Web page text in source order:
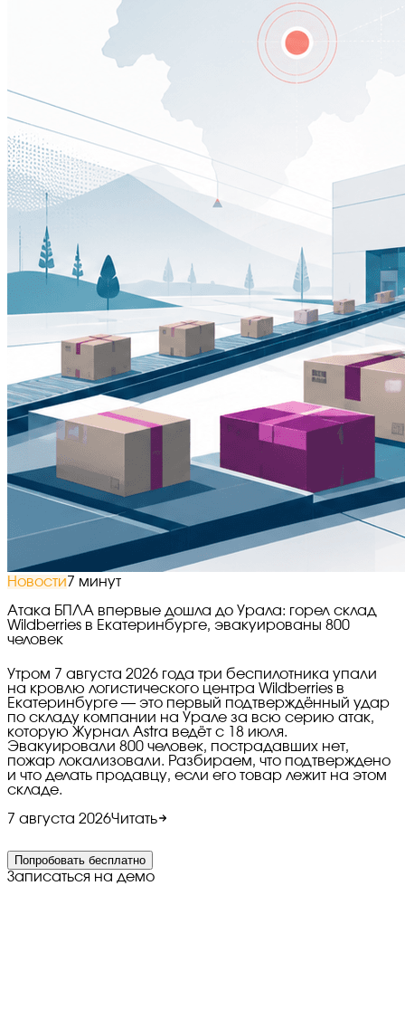
Новости7 минут
Атака БПЛА впервые дошла до Урала: горел склад
Wildberries в Екатеринбурге, эвакуированы 800
человек
Утром 7 августа 2026 года три беспилотника упали
на кровлю логистического центра Wildberries в
Екатеринбурге — это первый подтверждённый удар
по складу компании на Урале за всю серию атак,
которую Журнал Astra ведёт с 18 июля.
Эвакуировали 800 человек, пострадавших нет,
пожар локализовали. Разбираем, что подтверждено
и что делать продавцу, если его товар лежит на этом
складе.
7 августа 2026Читать
Попробовать бесплатно
Записаться на демо